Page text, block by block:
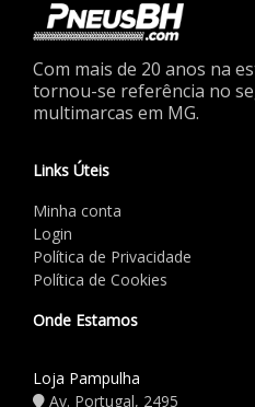
Com mais de 20 anos na
tornou-se referência no
multimarcas em MG.
Links Úteis
Minha conta
Login
Política de Privacidade
Política de Cookies
Onde Estamos
Loja Pampulha
Av. Portugal, 2495